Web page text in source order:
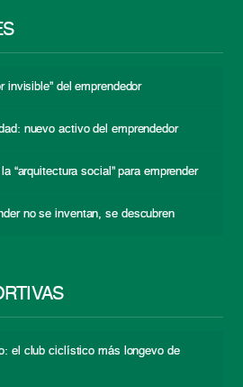
invisible” del emprendedor
nuevo activo del emprendedor
“arquitectura social” para emprender
no se inventan, se descubren
el club ciclístico más longevo de